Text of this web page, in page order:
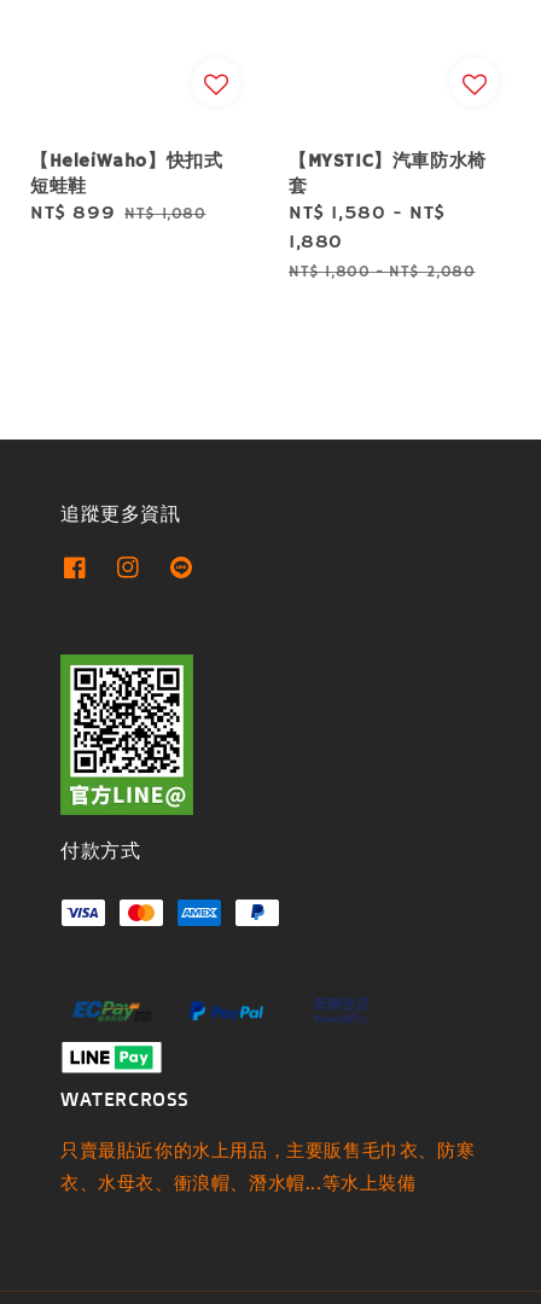
【HeleiWaho】快扣式
短蛙鞋
Sale
NT$ 899 Regular
NT$ 1,080
【MYSTIC】汽車防水椅
套
Sale
price
NT$ 1,580 - NT$
1,880
Regular
NT$ 1,800-NT$ 2,080
追蹤更多資訊
付款方式
WATERCROSS
只賣最貼近你的水上用品，主要販售毛巾衣、防寒
衣、水母衣、衝浪帽、潛水帽...等水上裝備